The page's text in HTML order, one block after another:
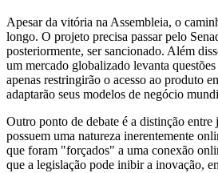
Apesar da vitória na Assembleia, o
longo. O projeto precisa passar pelo
posteriormente, ser sancionado. Além
um mercado globalizado levanta questões
apenas restringirão o acesso ao produto
adaptarão seus modelos de negócio
Outro ponto de debate é a distinção
possuem uma natureza inerentemente
que foram "forçados" a uma conexão
que a legislação pode inibir a inovação,